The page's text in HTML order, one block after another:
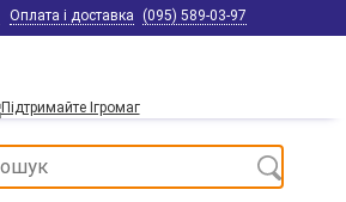
Оплата і доставка (095) 589-03-97